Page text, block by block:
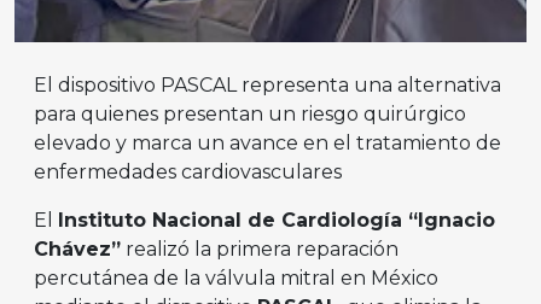
El dispositivo PASCAL representa una alternativa
para quienes presentan un riesgo quirúrgico
elevado y marca un avance en el tratamiento de
enfermedades cardiovasculares
El
Instituto Nacional de Cardiología “Ignacio
Chávez” realizó la primera reparación
percutánea de la válvula mitral en México